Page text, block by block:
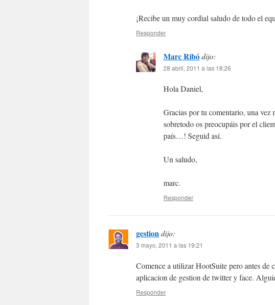
¡Recibe un muy cordial saludo de todo el
Responder
Marc Ribódijo:
28 abril, 2011 a las 18:26
Hola Daniel,
Gracias por tu comentario, una vez
sobretodo os preocupáis por el
país…! Seguid así.
Un saludo,
marc.
Responder
gestiondijo:
3 mayo, 2011 a las 19:21
Comence a utilizar HootSuite pero antes de
aplicacion de gestion de twitter y face.
Responder